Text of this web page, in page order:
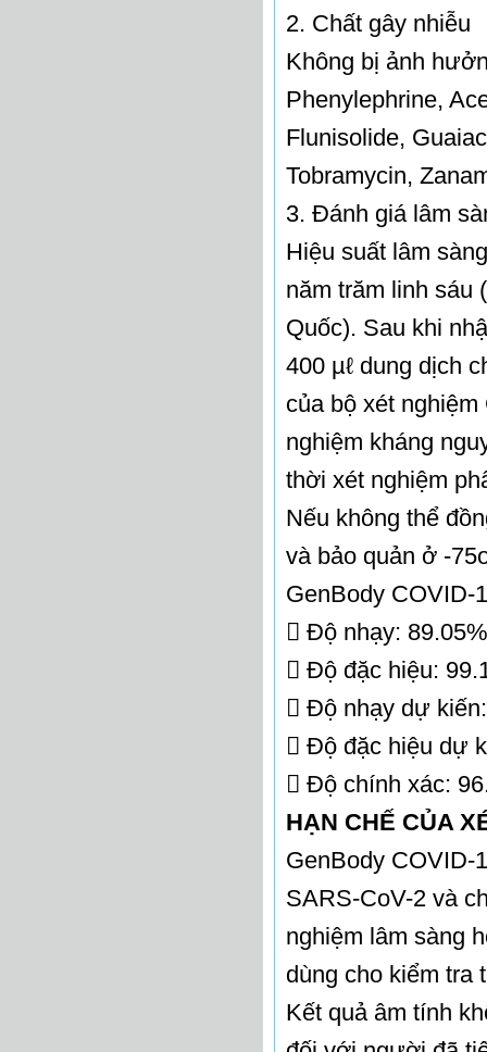
2. Chất gây nhiễu
Không bị ảnh
Phenylephrine,
Flunisolide,
Tobramycin,
3. Đánh giá lâm
Hiệu suất lâm
năm trăm linh sáu
Quốc). Sau khi
400 µℓ dung dịch
của bộ xét
nghiệm kháng
thời xét nghiệm
Nếu không thể
và bảo quản ở -
GenBody COVID-
 Độ nhạy:
 Độ đặc hiệu:
 Độ nhạy dự
 Độ đặc hiệu dự
 Độ chính xác:
HẠN CHẾ CỦA
GenBody COVID-
SARS-CoV-2 và
nghiệm lâm sàng
dùng cho kiểm tra
Kết quả âm tính